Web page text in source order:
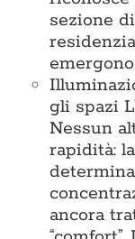
sezione
gli spazi
Nessun
rapidità:
ancora